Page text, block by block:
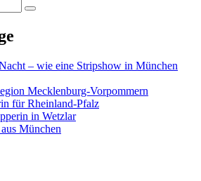
Suchen
– wie eine Stripshow in München
Mecklenburg-Vorpommern
für Rheinland-Pfalz
in Wetzlar
München